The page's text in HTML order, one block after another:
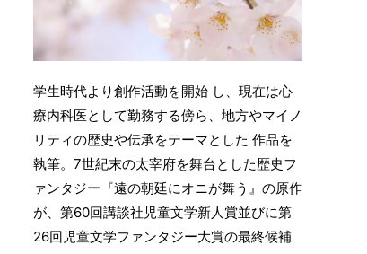
学生時代より創作活動を開始 し、現在は心
療内科医として勤務する傍ら、地方やマイノ
リティの歴史や伝承をテーマとした 作品を
執筆。7世紀末の太宰府を舞台とした歴史フ
ァンタジー『遠の朝廷にオニが舞う』の原作
が、第60回講談社児童文学新人賞並びに第
26回児童文学ファンタジー大賞の最終候補